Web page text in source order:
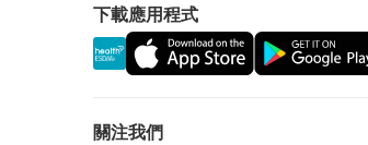
下載應用程式
關注我們